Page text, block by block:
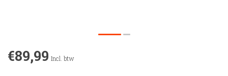
€89,99 Incl. btw